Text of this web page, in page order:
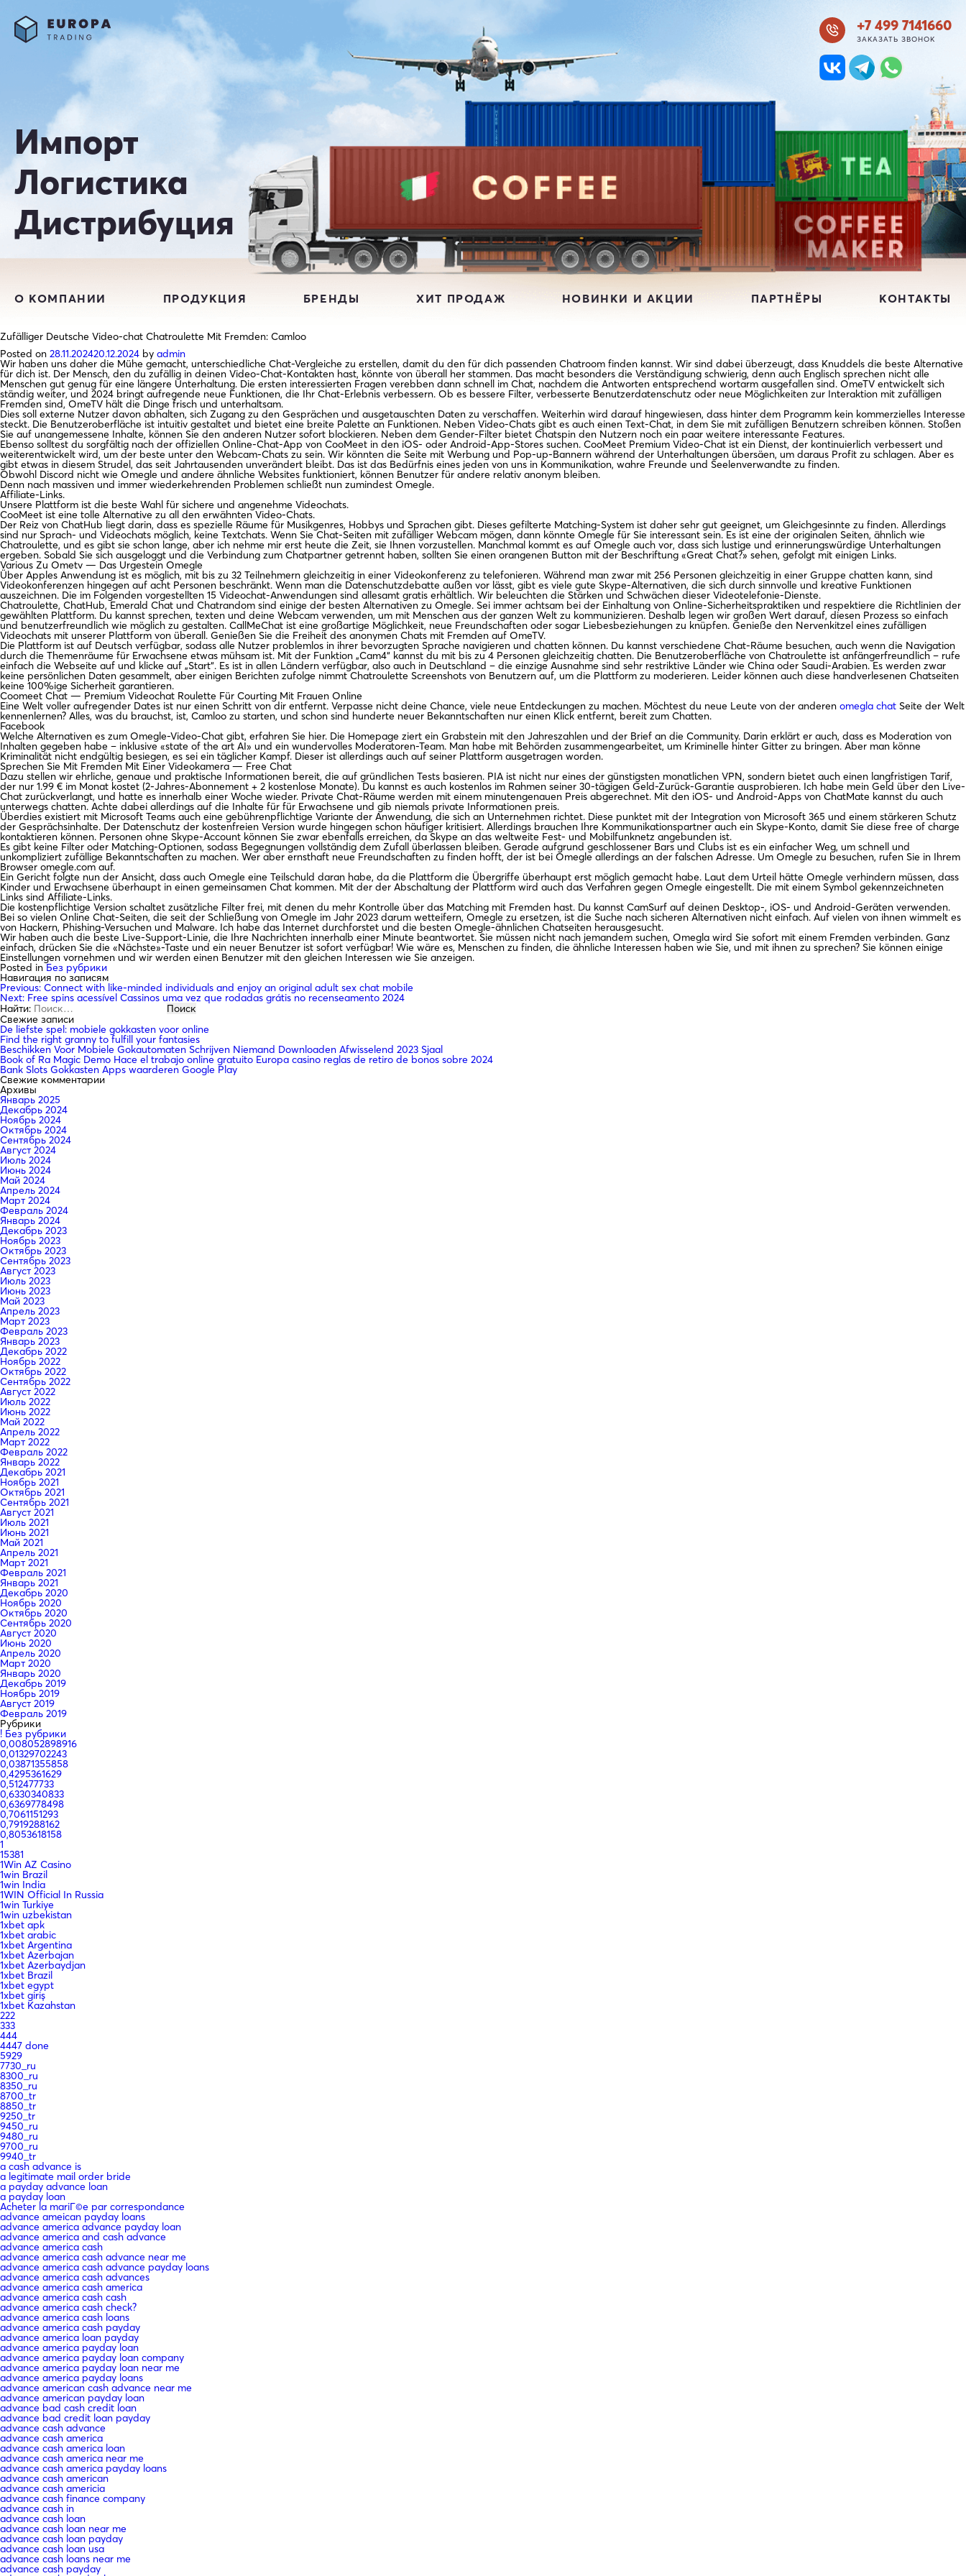
+7 499 7141660
ЗАКАЗАТЬ ЗВОНОК
Импорт
Логистика
Дистрибуция
О КОМПАНИИ ПРОДУКЦИЯ БРЕНДЫ ХИТ ПРОДАЖ НОВИНКИ И АКЦИИ ПАРТНЁРЫ КОНТАКТЫ
Zufälliger Deutsche Video-chat Chatroulette Mit Fremden: Camloo
Posted on 28.11.202420.12.2024 by admin
Wir haben uns daher die Mühe gemacht, unterschiedliche Chat-Vergleiche zu erstellen, damit du den für dich passenden Chatroom finden kannst. Wir sind dabei überzeugt, dass Knuddels die beste Alternative
für dich ist. Der Mensch, den du zufällig in deinen Video-Chat-Kontakten hast, könnte von überall her stammen. Das macht besonders die Verständigung schwierig, denn auch Englisch sprechen nicht alle
Menschen gut genug für eine längere Unterhaltung. Die ersten interessierten Fragen verebben dann schnell im Chat, nachdem die Antworten entsprechend wortarm ausgefallen sind. OmeTV entwickelt sich
ständig weiter, und 2024 bringt aufregende neue Funktionen, die Ihr Chat-Erlebnis verbessern. Ob es bessere Filter, verbesserte Benutzerdatenschutz oder neue Möglichkeiten zur Interaktion mit zufälligen
Fremden sind, OmeTV hält die Dinge frisch und unterhaltsam.
Dies soll externe Nutzer davon abhalten, sich Zugang zu den Gesprächen und ausgetauschten Daten zu verschaffen. Weiterhin wird darauf hingewiesen, dass hinter dem Programm kein kommerzielles Interesse
steckt. Die Benutzeroberfläche ist intuitiv gestaltet und bietet eine breite Palette an Funktionen. Neben Video-Chats gibt es auch einen Text-Chat, in dem Sie mit zufälligen Benutzern schreiben können. Stoßen
Sie auf unangemessene Inhalte, können Sie den anderen Nutzer sofort blockieren. Neben dem Gender-Filter bietet Chatspin den Nutzern noch ein paar weitere interessante Features.
Ebenso solltest du sorgfältig nach der offiziellen Online-Chat-App von CooMeet in den iOS- oder Android-App-Stores suchen. CooMeet Premium Video-Chat ist ein Dienst, der kontinuierlich verbessert und
weiterentwickelt wird, um der beste unter den Webcam-Chats zu sein. Wir könnten die Seite mit Werbung und Pop-up-Bannern während der Unterhaltungen übersäen, um daraus Profit zu schlagen. Aber es
gibt etwas in diesem Strudel, das seit Jahrtausenden unverändert bleibt. Das ist das Bedürfnis eines jeden von uns in Kommunikation, wahre Freunde und Seelenverwandte zu finden.
Obwohl Discord nicht wie Omegle und andere ähnliche Websites funktioniert, können Benutzer für andere relativ anonym bleiben.
Denn nach massiven und immer wiederkehrenden Problemen schließt nun zumindest Omegle.
Affiliate-Links.
Unsere Plattform ist die beste Wahl für sichere und angenehme Videochats.
CooMeet ist eine tolle Alternative zu all den erwähnten Video-Chats.
Der Reiz von ChatHub liegt darin, dass es spezielle Räume für Musikgenres, Hobbys und Sprachen gibt. Dieses gefilterte Matching-System ist daher sehr gut geeignet, um Gleichgesinnte zu finden. Allerdings
sind nur Sprach- und Videochats möglich, keine Textchats. Wenn Sie Chat-Seiten mit zufälliger Webcam mögen, dann könnte Omegle für Sie interessant sein. Es ist eine der originalen Seiten, ähnlich wie
Chatroulette, und es gibt sie schon lange, aber ich nehme mir erst heute die Zeit, sie Ihnen vorzustellen. Manchmal kommt es auf Omegle auch vor, dass sich lustige und erinnerungswürdige Unterhaltungen
ergeben. Sobald Sie sich ausgeloggt und die Verbindung zum Chatpartner getrennt haben, sollten Sie einen orangenen Button mit der Beschriftung «Great Chat?» sehen, gefolgt mit einigen Links.
Various Zu Ometv — Das Urgestein Omegle
Über Apples Anwendung ist es möglich, mit bis zu 32 Teilnehmern gleichzeitig in einer Videokonferenz zu telefonieren. Während man zwar mit 256 Personen gleichzeitig in einer Gruppe chatten kann, sind
Videokonferenzen hingegen auf acht Personen beschränkt. Wenn man die Datenschutzdebatte außen vor lässt, gibt es viele gute Skype-Alternativen, die sich durch sinnvolle und kreative Funktionen
auszeichnen. Die im Folgenden vorgestellten 15 Videochat-Anwendungen sind allesamt gratis erhältlich. Wir beleuchten die Stärken und Schwächen dieser Videotelefonie-Dienste.
Chatroulette, ChatHub, Emerald Chat und Chatrandom sind einige der besten Alternativen zu Omegle. Sei immer achtsam bei der Einhaltung von Online-Sicherheitspraktiken und respektiere die Richtlinien der
gewählten Plattform. Du kannst sprechen, texten und deine Webcam verwenden, um mit Menschen aus der ganzen Welt zu kommunizieren. Deshalb legen wir großen Wert darauf, diesen Prozess so einfach
und benutzerfreundlich wie möglich zu gestalten. CallMeChat ist eine großartige Möglichkeit, neue Freundschaften oder sogar Liebesbeziehungen zu knüpfen. Genieße den Nervenkitzel eines zufälligen
Videochats mit unserer Plattform von überall. Genießen Sie die Freiheit des anonymen Chats mit Fremden auf OmeTV.
Die Plattform ist auf Deutsch verfügbar, sodass alle Nutzer problemlos in ihrer bevorzugten Sprache navigieren und chatten können. Du kannst verschiedene Chat-Räume besuchen, auch wenn die Navigation
durch die Themenräume für Erwachsene etwas mühsam ist. Mit der Funktion „Cam4“ kannst du mit bis zu 4 Personen gleichzeitig chatten. Die Benutzeroberfläche von Chatroulette ist anfängerfreundlich – rufe
einfach die Webseite auf und klicke auf „Start“. Es ist in allen Ländern verfügbar, also auch in Deutschland – die einzige Ausnahme sind sehr restriktive Länder wie China oder Saudi-Arabien. Es werden zwar
keine persönlichen Daten gesammelt, aber einigen Berichten zufolge nimmt Chatroulette Screenshots von Benutzern auf, um die Plattform zu moderieren. Leider können auch diese handverlesenen Chatseiten
keine 100%ige Sicherheit garantieren.
Coomeet Chat — Premium Videochat Roulette Für Courting Mit Frauen Online
Eine Welt voller aufregender Dates ist nur einen Schritt von dir entfernt. Verpasse nicht deine Chance, viele neue Entdeckungen zu machen. Möchtest du neue Leute von der anderen omegla chat Seite der Welt
kennenlernen? Alles, was du brauchst, ist, Camloo zu starten, und schon sind hunderte neuer Bekanntschaften nur einen Klick entfernt, bereit zum Chatten.
Facebook
Welche Alternativen es zum Omegle-Video-Chat gibt, erfahren Sie hier. Die Homepage ziert ein Grabstein mit den Jahreszahlen und der Brief an die Community. Darin erklärt er auch, dass es Moderation von
Inhalten gegeben habe – inklusive «state of the art AI» und ein wundervolles Moderatoren-Team. Man habe mit Behörden zusammengearbeitet, um Kriminelle hinter Gitter zu bringen. Aber man könne
Kriminalität nicht endgültig besiegen, es sei ein täglicher Kampf. Dieser ist allerdings auch auf seiner Plattform ausgetragen worden.
Sprechen Sie Mit Fremden Mit Einer Videokamera — Free Chat
Dazu stellen wir ehrliche, genaue und praktische Informationen bereit, die auf gründlichen Tests basieren. PIA ist nicht nur eines der günstigsten monatlichen VPN, sondern bietet auch einen langfristigen Tarif,
der nur 1.99 € im Monat kostet (2-Jahres-Abonnement + 2 kostenlose Monate). Du kannst es auch kostenlos im Rahmen seiner 30-tägigen Geld-Zurück-Garantie ausprobieren. Ich habe mein Geld über den Live-
Chat zurückverlangt, und hatte es innerhalb einer Woche wieder. Private Chat-Räume werden mit einem minutengenauen Preis abgerechnet. Mit den iOS- und Android-Apps von ChatMate kannst du auch
unterwegs chatten. Achte dabei allerdings auf die Inhalte für für Erwachsene und gib niemals private Informationen preis.
Überdies existiert mit Microsoft Teams auch eine gebührenpflichtige Variante der Anwendung, die sich an Unternehmen richtet. Diese punktet mit der Integration von Microsoft 365 und einem stärkeren Schutz
der Gesprächsinhalte. Der Datenschutz der kostenfreien Version wurde hingegen schon häufiger kritisiert. Allerdings brauchen Ihre Kommunikationspartner auch ein Skype-Konto, damit Sie diese free of charge
kontaktieren können. Personen ohne Skype-Account können Sie zwar ebenfalls erreichen, da Skype an das weltweite Fest- und Mobilfunknetz angebunden ist.
Es gibt keine Filter oder Matching-Optionen, sodass Begegnungen vollständig dem Zufall überlassen bleiben. Gerade aufgrund geschlossener Bars und Clubs ist es ein einfacher Weg, um schnell und
unkompliziert zufällige Bekanntschaften zu machen. Wer aber ernsthaft neue Freundschaften zu finden hofft, der ist bei Omegle allerdings an der falschen Adresse. Um Omegle zu besuchen, rufen Sie in Ihrem
Browser omegle.com auf.
Ein Gericht folgte nun der Ansicht, dass auch Omegle eine Teilschuld daran habe, da die Plattform die Übergriffe überhaupt erst möglich gemacht habe. Laut dem Urteil hätte Omegle verhindern müssen, dass
Kinder und Erwachsene überhaupt in einen gemeinsamen Chat kommen. Mit der der Abschaltung der Plattform wird auch das Verfahren gegen Omegle eingestellt. Die mit einem Symbol gekennzeichneten
Links sind Affiliate-Links.
Die kostenpflichtige Version schaltet zusätzliche Filter frei, mit denen du mehr Kontrolle über das Matching mit Fremden hast. Du kannst CamSurf auf deinen Desktop-, iOS- und Android-Geräten verwenden.
Bei so vielen Online Chat-Seiten, die seit der Schließung von Omegle im Jahr 2023 darum wetteifern, Omegle zu ersetzen, ist die Suche nach sicheren Alternativen nicht einfach. Auf vielen von ihnen wimmelt es
von Hackern, Phishing-Versuchen und Malware. Ich habe das Internet durchforstet und die besten Omegle-ähnlichen Chatseiten herausgesucht.
Wir haben auch die beste Live-Support-Linie, die Ihre Nachrichten innerhalb einer Minute beantwortet. Sie müssen nicht nach jemandem suchen, Omegla wird Sie sofort mit einem Fremden verbinden. Ganz
einfach, drücken Sie die «Nächste»-Taste und ein neuer Benutzer ist sofort verfügbar! Wie wäre es, Menschen zu finden, die ähnliche Interessen haben wie Sie, und mit ihnen zu sprechen? Sie können einige
Einstellungen vornehmen und wir werden einen Benutzer mit den gleichen Interessen wie Sie anzeigen.
Posted inБез рубрики
Навигация по записям
Previous: Connect with like-minded individuals and enjoy an original adult sex chat mobile
Next: Free spins acessível Cassinos uma vez que rodadas grátis no recenseamento 2024
Найти:
Свежие записи
De liefste spel: mobiele gokkasten voor online
Find the right granny to fulfill your fantasies
Beschikken Voor Mobiele Gokautomaten Schrijven Niemand Downloaden Afwisselend 2023 Sjaal
Book of Ra Magic Demo Hace el trabajo online gratuito Europa casino reglas de retiro de bonos sobre 2024
Bank Slots Gokkasten Apps waarderen Google Play
Свежие комментарии
Архивы
Январь 2025
Декабрь 2024
Ноябрь 2024
Октябрь 2024
Сентябрь 2024
Август 2024
Июль 2024
Июнь 2024
Май 2024
Апрель 2024
Март 2024
Февраль 2024
Январь 2024
Декабрь 2023
Ноябрь 2023
Октябрь 2023
Сентябрь 2023
Август 2023
Июль 2023
Июнь 2023
Май 2023
Апрель 2023
Март 2023
Февраль 2023
Январь 2023
Декабрь 2022
Ноябрь 2022
Октябрь 2022
Сентябрь 2022
Август 2022
Июль 2022
Июнь 2022
Май 2022
Апрель 2022
Март 2022
Февраль 2022
Январь 2022
Декабрь 2021
Ноябрь 2021
Октябрь 2021
Сентябрь 2021
Август 2021
Июль 2021
Июнь 2021
Май 2021
Апрель 2021
Март 2021
Февраль 2021
Январь 2021
Декабрь 2020
Ноябрь 2020
Октябрь 2020
Сентябрь 2020
Август 2020
Июнь 2020
Апрель 2020
Март 2020
Январь 2020
Декабрь 2019
Ноябрь 2019
Август 2019
Февраль 2019
Рубрики
! Без рубрики
0,008052898916
0,01329702243
0,03871355858
0,4295361629
0,512477733
0,6330340833
0,6369778498
0,7061151293
0,7919288162
0,8053618158
1
15381
1Win AZ Casino
1win Brazil
1win India
1WIN Official In Russia
1win Turkiye
1win uzbekistan
1xbet apk
1xbet arabic
1xbet Argentina
1xbet Azerbajan
1xbet Azerbaydjan
1xbet Brazil
1xbet egypt
1xbet giriş
1xbet Kazahstan
222
333
444
4447 done
5929
7730_ru
8300_ru
8350_ru
8700_tr
8850_tr
9250_tr
9450_ru
9480_ru
9700_ru
9940_tr
a cash advance is
a legitimate mail order bride
a payday advance loan
a payday loan
Acheter la mariГ©e par correspondance
advance ameican payday loans
advance america advance payday loan
advance america and cash advance
advance america cash
advance america cash advance near me
advance america cash advance payday loans
advance america cash advances
advance america cash america
advance america cash cash
advance america cash check?
advance america cash loans
advance america cash payday
advance america loan payday
advance america payday loan
advance america payday loan company
advance america payday loan near me
advance america payday loans
advance american cash advance near me
advance american payday loan
advance bad cash credit loan
advance bad credit loan payday
advance cash advance
advance cash america
advance cash america loan
advance cash america near me
advance cash america payday loans
advance cash american
advance cash americia
advance cash finance company
advance cash in
advance cash loan
advance cash loan near me
advance cash loan payday
advance cash loan usa
advance cash loans near me
advance cash payday